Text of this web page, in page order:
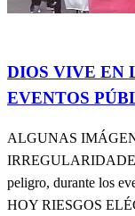
DIOS VIVE EN
EVENTOS
ALGUNAS
peligro, durante los
HOY RIESGOS